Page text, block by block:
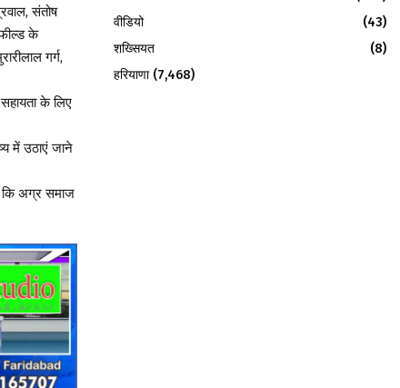
संतोष
के
गर्ग,
के लिए
में उठाएं जाने
कि अग्र समाज
वीडियो
(43)
शख्सियत
(8)
हरियाणा(7,468)